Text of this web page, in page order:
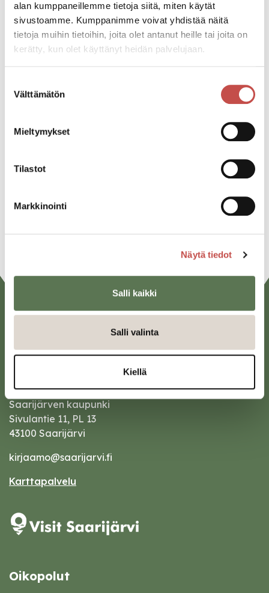
alan kumppaneillemme tietoja siitä, miten käytät
sivustoamme. Kumppanimme voivat yhdistää näitä
tietoja muihin tietoihin, joita olet antanut heille tai joita on
kerätty, kun olet käyttänyt heidän palvelujaan.
valinta
Välttämätön
Mieltymykset
Tilastot
Markkinointi
Näytä tiedot
Salli kaikki
Salli valinta
Kiellä
Avoinna
5.4.–12.5.2024 ke–su 12–17.
Jaa tapahtuma:
Twitter
Saarijärven kaupunki
Sivulantie 11, PL 13
43100 Saarijärvi
kirjaamo@saarijarvi.fi
Karttapalvelu
Oikopolut